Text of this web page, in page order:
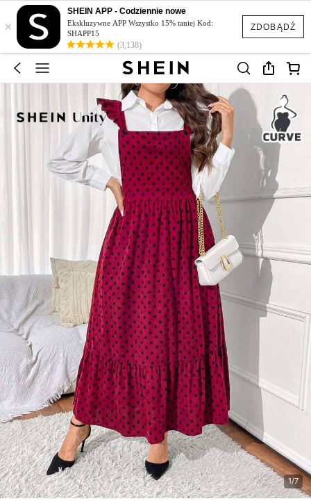
ZDOBĄDŹ
×
SHEIN APP - Codziennie nowe
Ekskluzywne APP Wszystko 15% taniej Kod:
SHAPP15
(3,138)
1/7